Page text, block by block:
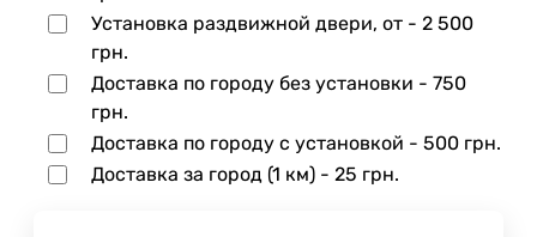
Установка раздвижной двери, от - 2 500
грн.
Доставка по городу без установки - 750
грн.
Доставка по городу с установкой - 500 грн.
Доставка за город (1 км) - 25 грн.